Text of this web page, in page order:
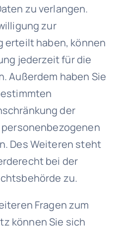
zu verlangen.
zur
erteilt haben, können
jederzeit für die
Außerdem haben Sie
der
Des Weiteren steht
bei der
zu.
Fragen zum
können Sie sich